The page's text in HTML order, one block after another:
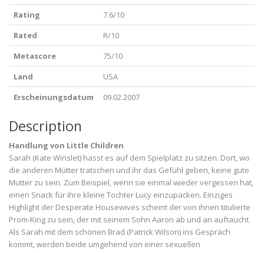
Rating
7.6/10
Rated
R/10
Metascore
75/10
Land
USA
Erscheinungsdatum
09.02.2007
Description
Handlung von Little Children
Sarah (Kate Winslet) hasst es auf dem Spielplatz zu sitzen. Dort, wo
die anderen Mütter tratschen und ihr das Gefühl geben, keine gute
Mutter zu sein. Zum Beispiel, wenn sie einmal wieder vergessen hat,
einen Snack für ihre kleine Tochter Lucy einzupacken. Einziges
Highlight der Desperate Housewives scheint der von ihnen titulierte
Prom-King zu sein, der mit seinem Sohn Aaron ab und an auftaucht.
Als Sarah mit dem schönen Brad (Patrick Wilson) ins Gespräch
kommt, werden beide umgehend von einer sexuellen